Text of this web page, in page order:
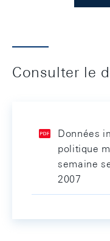
Consulter le
Données
politique
semaine
2007